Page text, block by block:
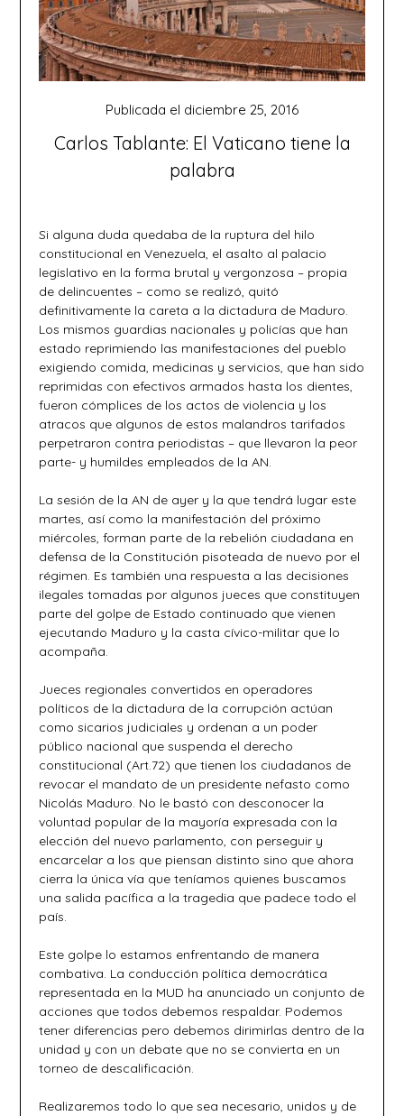
Carlos Tablante: El Vaticano tiene la
palabra
Publicada el diciembre 25, 2016
Si alguna duda quedaba de la ruptura del hilo
constitucional en Venezuela, el asalto al palacio
legislativo en la forma brutal y vergonzosa – propia
de delincuentes – como se realizó, quitó
definitivamente la careta a la dictadura de Maduro.
Los mismos guardias nacionales y policías que han
estado reprimiendo las manifestaciones del pueblo
exigiendo comida, medicinas y servicios, que han sido
reprimidas con efectivos armados hasta los dientes,
fueron cómplices de los actos de violencia y los
atracos que algunos de estos malandros tarifados
perpetraron contra periodistas – que llevaron la peor
parte- y humildes empleados de la AN.
La sesión de la AN de ayer y la que tendrá lugar este
martes, así como la manifestación del próximo
miércoles, forman parte de la rebelión ciudadana en
defensa de la Constitución pisoteada de nuevo por el
régimen. Es también una respuesta a las decisiones
ilegales tomadas por algunos jueces que constituyen
parte del golpe de Estado continuado que vienen
ejecutando Maduro y la casta cívico-militar que lo
acompaña.
Jueces regionales convertidos en operadores
políticos de la dictadura de la corrupción actúan
como sicarios judiciales y ordenan a un poder
público nacional que suspenda el derecho
constitucional (Art.72) que tienen los ciudadanos de
revocar el mandato de un presidente nefasto como
Nicolás Maduro. No le bastó con desconocer la
voluntad popular de la mayoría expresada con la
elección del nuevo parlamento, con perseguir y
encarcelar a los que piensan distinto sino que ahora
cierra la única vía que teníamos quienes buscamos
una salida pacífica a la tragedia que padece todo el
país.
Este golpe lo estamos enfrentando de manera
combativa. La conducción política democrática
representada en la MUD ha anunciado un conjunto de
acciones que todos debemos respaldar. Podemos
tener diferencias pero debemos dirimirlas dentro de la
unidad y con un debate que no se convierta en un
torneo de descalificación.
Realizaremos todo lo que sea necesario, unidos y de